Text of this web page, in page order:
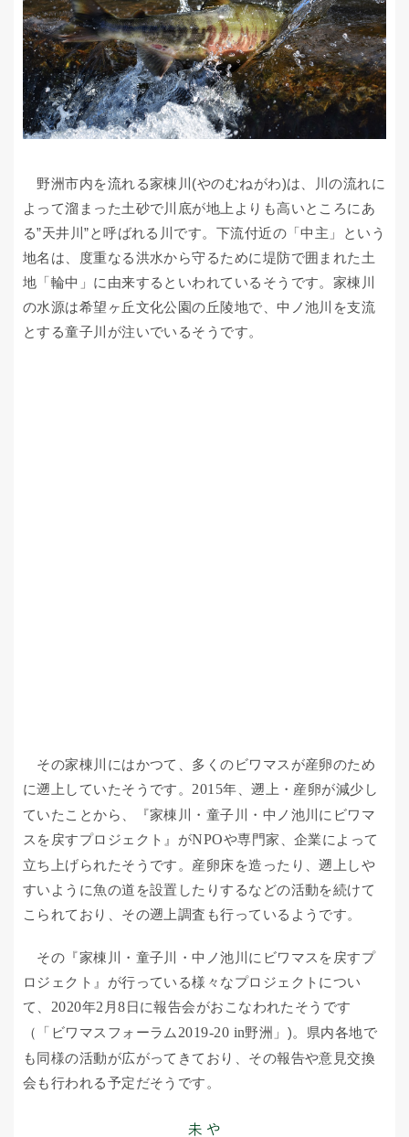
野洲市内を流れる家棟川(やのむねがわ)は、川の流れに
よって溜まった土砂で川底が地上よりも高いところにあ
る”天井川”と呼ばれる川です。下流付近の「中主」という
地名は、度重なる洪水から守るために堤防で囲まれた土
地「輪中」に由来するといわれているそうです。家棟川
の水源は希望ヶ丘文化公園の丘陵地で、中ノ池川を支流
とする童子川が注いでいるそうです。
その家棟川にはかつて、多くのビワマスが産卵のため
に遡上していたそうです。 2015年、遡上・産卵が減少し
ていたことから、『家棟川・童子川・中ノ池川にビワマ
スを戻すプロジェクト』がNPOや専門家、企業によって
立ち上げられたそうです。産卵床を造ったり、遡上しや
すいように魚の道を設置したりするなどの活動を続けて
こられており、その遡上調査も行っているようです。
その『家棟川・童子川・中ノ池川にビワマスを戻すプ
ロジェクト』が行っている様々なプロジェクトについ
て、 2020年2 月8日に報告会がおこなわれたそうです
（「ビワマスフォーラム 2019-20 in野洲」)。県内各地で
も同様の活動が広がってきており、その報告や意見交換
会も行われる予定だそうです。